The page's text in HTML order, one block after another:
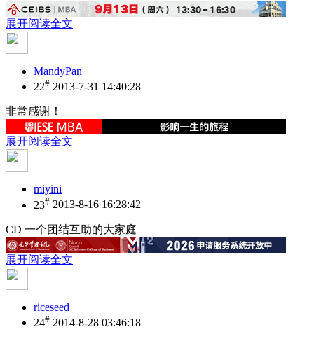
展开阅读全文
MandyPan
22# 2013-7-31 14:40:28
非常感谢！
展开阅读全文
miyini
23# 2013-8-16 16:28:42
CD 一个团结互助的大家庭
展开阅读全文
riceseed
24# 2014-8-28 03:46:18